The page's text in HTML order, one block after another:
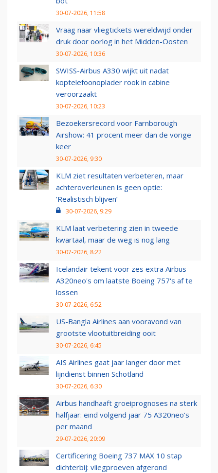
30-07-2026, 11:58
Vraag naar vliegtickets wereldwijd onder
druk door oorlog in het Midden-Oosten
30-07-2026, 10:36
SWISS-Airbus A330 wijkt uit nadat
koptelefoonoplader rook in cabine
veroorzaakt
30-07-2026, 10:23
Bezoekersrecord voor Farnborough
Airshow: 41 procent meer dan de vorige
keer
30-07-2026, 9:30
KLM ziet resultaten verbeteren, maar
achteroverleunen is geen optie:
‘Realistisch blijven’
30-07-2026, 9:29
KLM laat verbetering zien in tweede
kwartaal, maar de weg is nog lang
30-07-2026, 8:22
Icelandair tekent voor zes extra Airbus
A320neo's om laatste Boeing 757's af te
lossen
30-07-2026, 6:52
US-Bangla Airlines aan vooravond van
grootste vlootuitbreiding ooit
30-07-2026, 6:45
AIS Airlines gaat jaar langer door met
lijndienst binnen Schotland
30-07-2026, 6:30
Airbus handhaaft groeiprognoses na sterk
halfjaar: eind volgend jaar 75 A320neo’s
per maand
29-07-2026, 20:09
Certificering Boeing 737 MAX 10 stap
dichterbij: vliegproeven afgerond